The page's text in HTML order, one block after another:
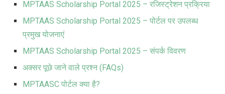
MPTAAS Scholarship Portal 2025 – रजिस्ट्रेशन प्रक्रिया
MPTAAS Scholarship Portal 2025 – पोर्टल पर उपलब्ध
प्रमुख योजनाएं
MPTAAS Scholarship Portal 2025 – संपर्क विवरण
अक्सर पूछे जाने वाले प्रश्न (FAQs)
MPTAASC पोर्टल क्या है?